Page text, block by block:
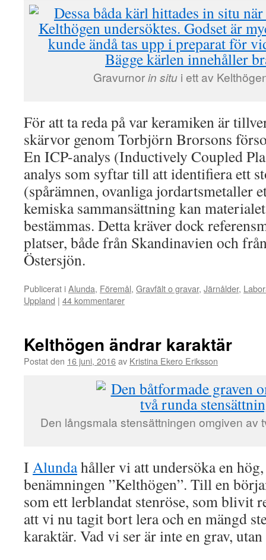
Gravurnorin situi ett av
För att ta reda på var keramiken är
skärvor genom Torbjörn Brorsons
En ICP-analys (Inductively Coupled
analys som syftar till att identifiera ett
(spårämnen, ovanliga jordartsmetaller
kemiska sammansättning kan
bestämmas. Detta kräver dock
platser, både från Skandinavien och
Östersjön.
Publicerat iAlunda, Föremål, Gravfält o gravar, Järnålder,
Uppland | 44 kommentarer
Kelthögen ändrar karaktär
Postat den 16 juni, 2016av Kristina Ekero Eriksson
Den långsmala stensättningen omgiven av
I Alundahåller vi att undersöka en
benämningen ”Kelthögen”. Till en
som ett lerblandat stenröse, som blivit
att vi nu tagit bort lera och en mängd
karaktär. Vad vi ser är inte en grav,